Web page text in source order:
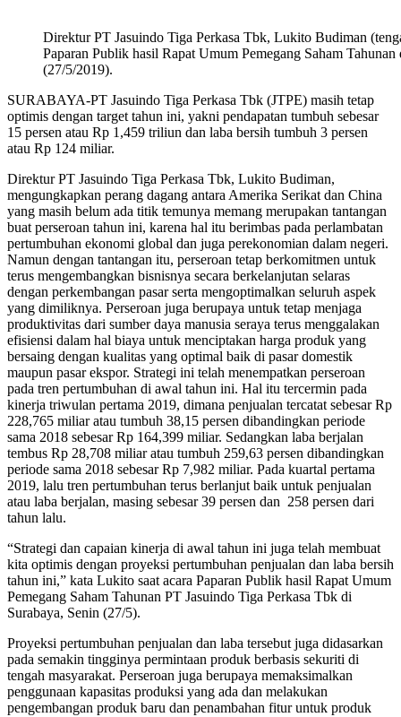
Direktur PT Jasuindo Tiga Perkasa Tbk, Lukito Budiman
Paparan Publik hasil Rapat Umum Pemegang Saham
(27/5/2019).
SURABAYA-PT Jasuindo Tiga Perkasa Tbk (JTPE) masih tetap
optimis dengan target tahun ini, yakni pendapatan tumbuh sebesar
15 persen atau Rp 1,459 triliun dan laba bersih tumbuh 3 persen
atau Rp 124 miliar.
Direktur PT Jasuindo Tiga Perkasa Tbk, Lukito Budiman,
mengungkapkan perang dagang antara Amerika Serikat dan China
yang masih belum ada titik temunya memang merupakan tantangan
buat perseroan tahun ini, karena hal itu berimbas pada perlambatan
pertumbuhan ekonomi global dan juga perekonomian dalam negeri.
Namun dengan tantangan itu, perseroan tetap berkomitmen untuk
terus mengembangkan bisnisnya secara berkelanjutan selaras
dengan perkembangan pasar serta mengoptimalkan seluruh aspek
yang dimiliknya. Perseroan juga berupaya untuk tetap menjaga
produktivitas dari sumber daya manusia seraya terus menggalakan
efisiensi dalam hal biaya untuk menciptakan harga produk yang
bersaing dengan kualitas yang optimal baik di pasar domestik
maupun pasar ekspor. Strategi ini telah menempatkan perseroan
pada tren pertumbuhan di awal tahun ini. Hal itu tercermin pada
kinerja triwulan pertama 2019, dimana penjualan tercatat sebesar Rp
228,765 miliar atau tumbuh 38,15 persen dibandingkan periode
sama 2018 sebesar Rp 164,399 miliar. Sedangkan laba berjalan
tembus Rp 28,708 miliar atau tumbuh 259,63 persen dibandingkan
periode sama 2018 sebesar Rp 7,982 miliar. Pada kuartal pertama
2019, lalu tren pertumbuhan terus berlanjut baik untuk penjualan
atau laba berjalan, masing sebesar 39 persen dan 258 persen dari
tahun lalu.
“Strategi dan capaian kinerja di awal tahun ini juga telah membuat
kita optimis dengan proyeksi pertumbuhan penjualan dan laba bersih
tahun ini,” kata Lukito saat acara Paparan Publik hasil Rapat Umum
Pemegang Saham Tahunan PT Jasuindo Tiga Perkasa Tbk di
Surabaya, Senin (27/5).
Proyeksi pertumbuhan penjualan dan laba tersebut juga didasarkan
pada semakin tingginya permintaan produk berbasis sekuriti di
tengah masyarakat. Perseroan juga berupaya memaksimalkan
penggunaan kapasitas produksi yang ada dan melakukan
pengembangan produk baru dan penambahan fitur untuk produk